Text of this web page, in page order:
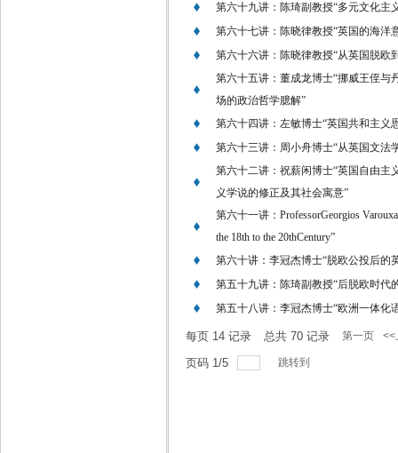
第六十九讲：陈琦副教授“多元文化主
第六十七讲：陈晓律教授“英国的海洋
第六十六讲：陈晓律教授“从英国脱欧
第六十五讲：董成龙博士“挪威王侄与
场的政治哲学臆解”
第六十四讲：左敏博士“英国共和主义
第六十三讲：周小舟博士“从英国文法
第六十二讲：祝薪闲博士“英国自由
义学说的修正及其社会寓意”
第六十一讲：ProfessorGeorgios
the 18th to the 20thCentury”
第六十讲：李冠杰博士“脱欧公投后的
第五十九讲：陈琦副教授“后脱欧时代
第五十八讲：李冠杰博士“欧洲一体化
每页 14 记录 总共 70 记录 第一页 <<
页码 1/5 跳转到